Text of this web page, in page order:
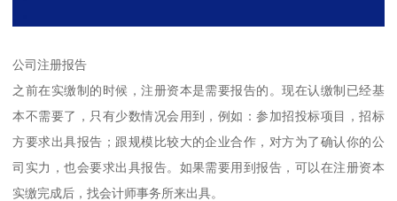
公司注册报告
之前在实缴制的时候，注册资本是需要报告的。现在认缴制已经基
本不需要了，只有少数情况会用到，例如：参加招投标项目，招标
方要求出具报告；跟规模比较大的企业合作，对方为了确认你的公
司实力，也会要求出具报告。如果需要用到报告，可以在注册资本
实缴完成后，找会计师事务所来出具。